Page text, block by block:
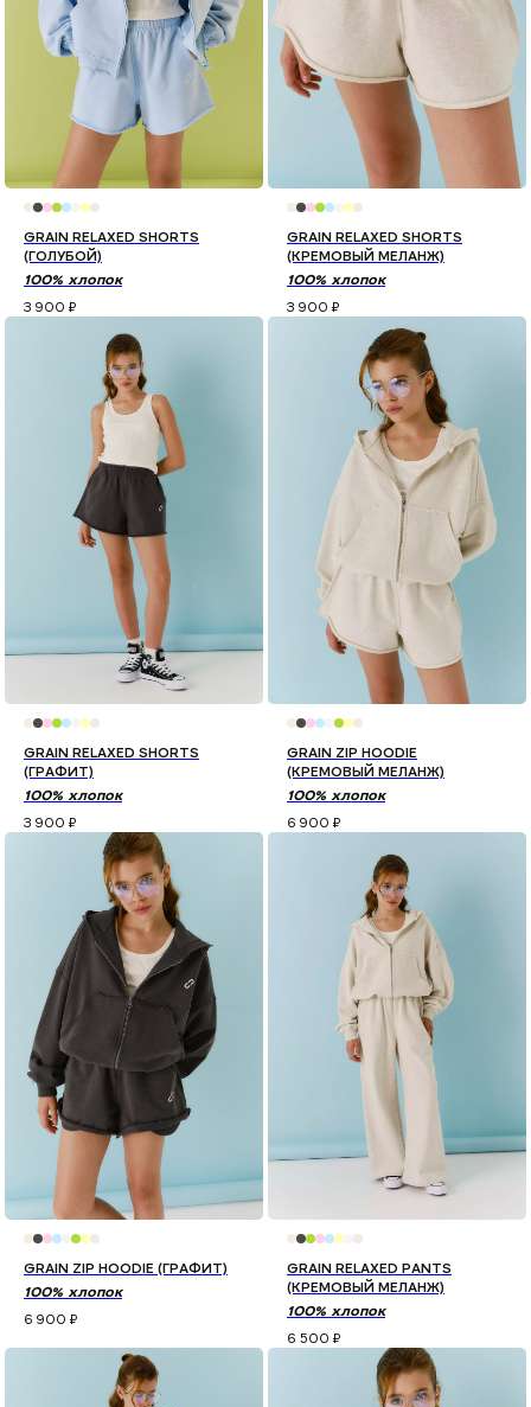
GRAIN RELAXED SHORTS
(ГОЛУБОЙ)
100% хлопок
3 900 ₽
GRAIN RELAXED SHORTS
(КРЕМОВЫЙ МЕЛАНЖ)
100% хлопок
3 900 ₽
GRAIN RELAXED SHORTS
(ГРАФИТ)
100% хлопок
3 900 ₽
GRAIN ZIP HOODIE
(КРЕМОВЫЙ МЕЛАНЖ)
100% хлопок
6 900 ₽
GRAIN ZIP HOODIE (ГРАФИТ)
100% хлопок
6 900 ₽
GRAIN RELAXED PANTS
(КРЕМОВЫЙ МЕЛАНЖ)
100% хлопок
6 500 ₽